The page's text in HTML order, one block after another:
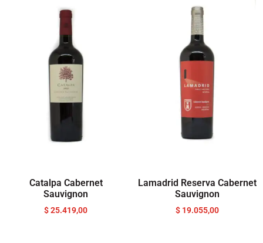
Catalpa Cabernet
Sauvignon
$25.419,00
Lamadrid Reserva Cabernet
Sauvignon
$ 19.055,00